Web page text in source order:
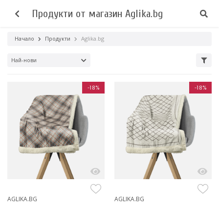
Начало Продукти Aglika.bg
Продукти от магазин Aglika.bg
Най-нови
-18%
AGLIKA.BG
-18%
AGLIKA.BG